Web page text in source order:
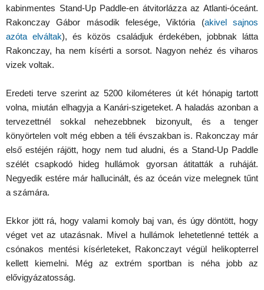
kabinmentes Stand-Up Paddle-en átvitorlázza az Atlanti-óceánt.
Rakonczay Gábor második felesége, Viktória (akivel sajnos
azóta elváltak), és közös családjuk érdekében, jobbnak látta
Rakonczay, ha nem kísérti a sorsot. Nagyon nehéz és viharos
vizek voltak.
Eredeti terve szerint az 5200 kilométeres út két hónapig tartott
volna, miután elhagyja a Kanári-szigeteket. A haladás azonban a
tervezettnél sokkal nehezebbnek bizonyult, és a tenger
könyörtelen volt még ebben a téli évszakban is. Rakonczay már
első estéjén rájött, hogy nem tud aludni, és a Stand-Up Paddle
szélét csapkodó hideg hullámok gyorsan átitatták a ruháját.
Negyedik estére már hallucinált, és az óceán vize melegnek tűnt
a számára.
Ekkor jött rá, hogy valami komoly baj van, és úgy döntött, hogy
véget vet az utazásnak. Mivel a hullámok lehetetlenné tették a
csónakos mentési kísérleteket, Rakonczayt végül helikopterrel
kellett kiemelni. Még az extrém sportban is néha jobb az
elővigyázatosság.